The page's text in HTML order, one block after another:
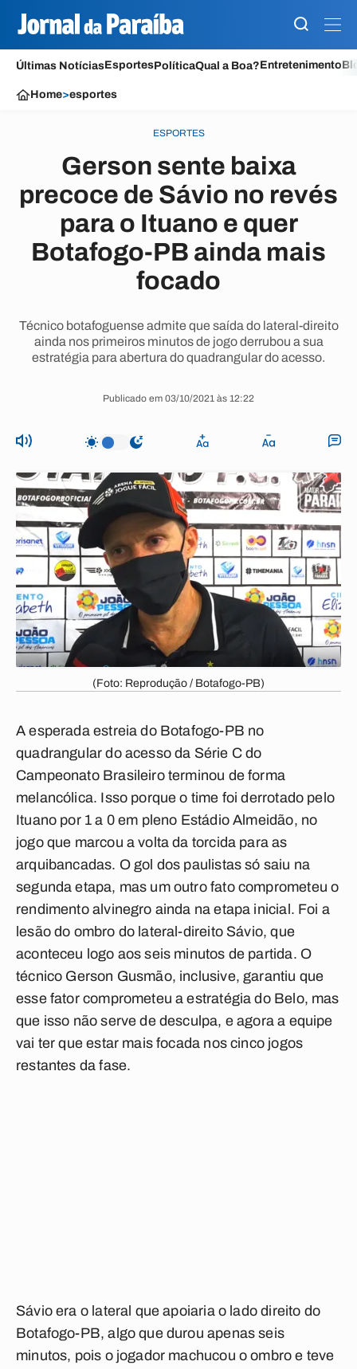
Últimas NotíciasEsportesPolíticaQual a Boa?Entretenimento
Home>esportes
ESPORTES
Gerson sente baixa
precoce de Sávio no revés
para o Ituano e quer
Botafogo-PB ainda mais
focado
Técnico botafoguense admite que saída do lateral-direito
ainda nos primeiros minutos de jogo derrubou a sua
estratégia para abertura do quadrangular do acesso.
Publicado em 03/10/2021 às 12:22
(Foto: Reprodução / Botafogo-PB)
A esperada estreia do Botafogo-PB no
quadrangular do acesso da Série C do
Campeonato Brasileiro terminou de forma
melancólica. Isso porque o time foi derrotado pelo
Ituano por 1 a 0 em pleno Estádio Almeidão, no
jogo que marcou a volta da torcida para as
arquibancadas. O gol dos paulistas só saiu na
segunda etapa, mas um outro fato comprometeu o
rendimento alvinegro ainda na etapa inicial. Foi a
lesão do ombro do lateral-direito Sávio, que
aconteceu logo aos seis minutos de partida. O
técnico Gerson Gusmão, inclusive, garantiu que
esse fator comprometeu a estratégia do Belo, mas
que isso não serve de desculpa, e agora a equipe
vai ter que estar mais focada nos cinco jogos
restantes da fase.
Sávio era o lateral que apoiaria o lado direito do
Botafogo-PB, algo que durou apenas seis
minutos, pois o jogador machucou o ombro e teve